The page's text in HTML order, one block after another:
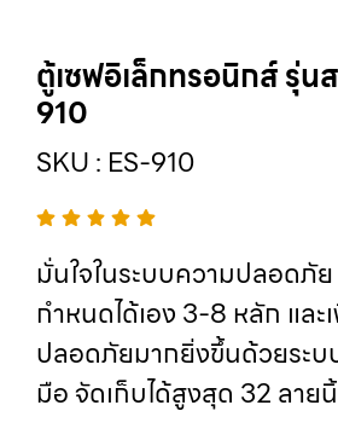
ตู้เซฟอิเล็กทรอนิกส์ รุ่น
910
SKU : ES-910
มั่นใจในระบบความปลอดภั
กำหนดได้เอง 3-8 หลัก และ
ปลอดภัยมากยิ่งขึ้นด้วยระ
มือ จัดเก็บได้สูงสุด 32 ลาย